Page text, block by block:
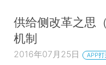
供给侧改革之思
机制
2016年07月25日 APP打